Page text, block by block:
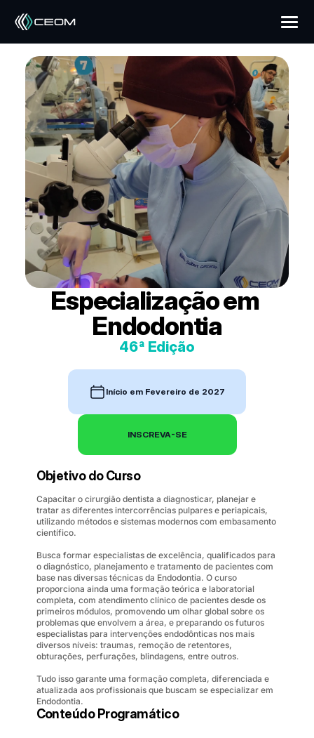
Especialização em
Endodontia
46ª Edição
Início em Fevereiro de 2027
INSCREVA-SE
Objetivo do Curso
Capacitar o cirurgião dentista a diagnosticar, planejar e
tratar as diferentes intercorrências pulpares e periapicais,
utilizando métodos e sistemas modernos com embasamento
científico.
Busca formar especialistas de excelência, qualificados para
o diagnóstico, planejamento e tratamento de pacientes com
base nas diversas técnicas da Endodontia. O curso
proporciona ainda uma formação teórica e laboratorial
completa, com atendimento clínico de pacientes desde os
primeiros módulos, promovendo um olhar global sobre os
problemas que envolvem a área, e preparando os futuros
especialistas para intervenções endodônticas nos mais
diversos níveis: traumas, remoção de retentores,
obturações, perfurações, blindagens, entre outros.
Tudo isso garante uma formação completa, diferenciada e
atualizada aos profissionais que buscam se especializar em
Endodontia.
Conteúdo Programático